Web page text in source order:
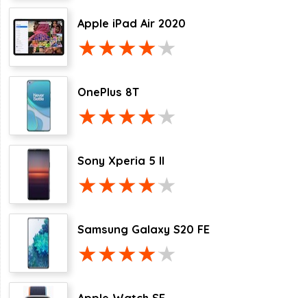
Apple iPad Air 2020
OnePlus 8T
Sony Xperia 5 II
Samsung Galaxy S20 FE